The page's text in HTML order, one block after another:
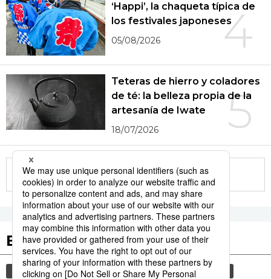
4
‘Happi’, la chaqueta típica de
los festivales japoneses
05/08/2026
5
Teteras de hierro y coladores
de té: la belleza propia de la
artesanía de Iwate
18/07/2026
More in this series
Etiquetas destacadas
cultura sociedad vida gastronomía